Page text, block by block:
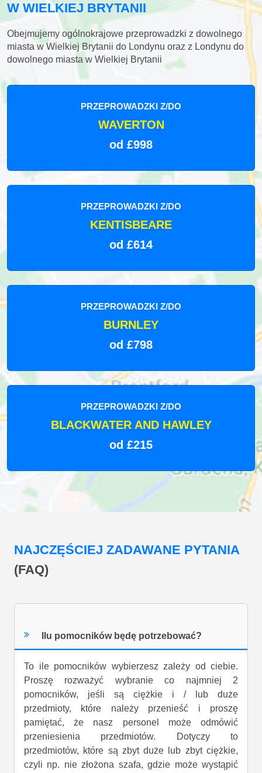
W WIELKIEJ BRYTANII
Obejmujemy ogólnokrajowe przeprowadzki z dowolnego
miasta w Wielkiej Brytanii do Londynu oraz z Londynu do
dowolnego miasta w Wielkiej Brytanii
PRZEPROWADZKI Z/DO
WAVERTON
od £998
PRZEPROWADZKI Z/DO
KENTISBEARE
od £614
PRZEPROWADZKI Z/DO
BURNLEY
od £798
PRZEPROWADZKI Z/DO
BLACKWATER AND HAWLEY
od £215
NAJCZĘŚCIEJ ZADAWANE PYTANIA
(FAQ)
Ilu pomocników będę potrzebować?
To ile pomocników wybierzesz zależy od ciebie.
Proszę rozważyć wybranie co najmniej 2
pomocników, jeśli są ciężkie i / lub duże
przedmioty, które należy przenieść i proszę
pamiętać, że nasz personel może odmówić
przeniesienia przedmiotów. Dotyczy to
przedmiotów, które są zbyt duże lub zbyt ciężkie,
czyli np. nie złożona szafa, gdzie może wystąpić